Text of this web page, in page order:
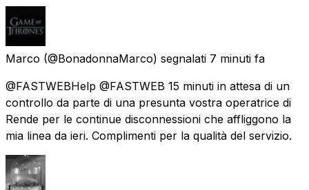
Marco (@BonadonnaMarco) segnalati 7 minuti fa
@FASTWEBHelp @FASTWEB 15 minuti in attesa di un
controllo da parte di una presunta vostra operatrice di
Rende per le continue disconnessioni che affliggono la
mia linea da ieri. Complimenti per la qualità del servizio.